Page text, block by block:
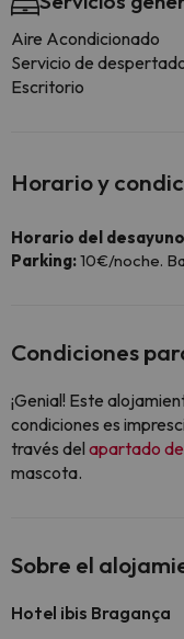
Aire Acondicionado
Servicio de
Escritorio
Horario y
Horario del
Parking:10€/noche.
Condiciones
¡Genial! Este
condiciones es
través del apartado
mascota.
Sobre el
Hotel ibis Bragança